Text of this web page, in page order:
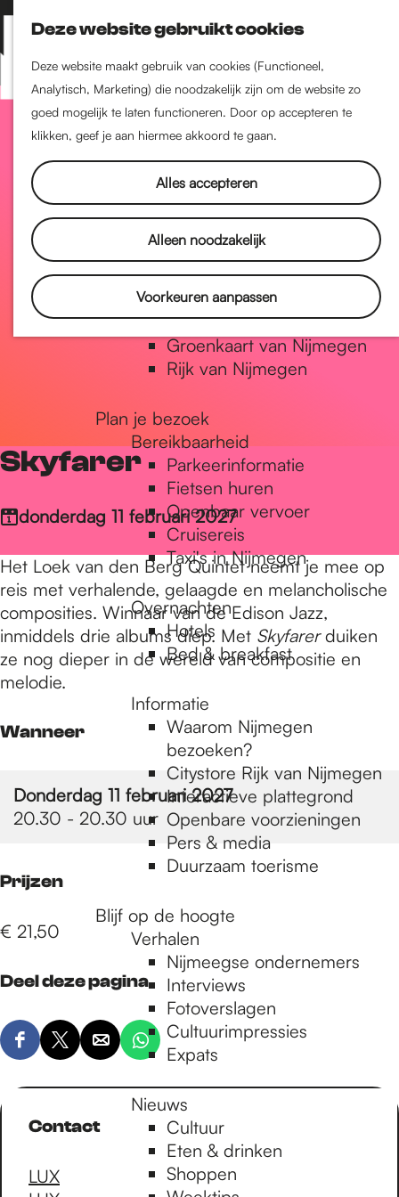
Deze website gebruikt cookies
Deze website maakt gebruik van cookies (Functioneel,
Analytisch, Marketing) die noodzakelijk zijn om de website zo
goed mogelijk te laten functioneren. Door op accepteren te
klikken, geef je aan hiermee akkoord te gaan.
Alles accepteren
Alleen noodzakelijk
Voorkeuren aanpassen
Z
o
e
k
e
K
a
a
r
t
M
e
n
Nijmegen-Nieuw-West
Nijmegen-Oud-West
Dukenburg
Lindenholt
Historie
De oudste stad van
Nederland
Historische tijdlijn
Romeinse Limes
Vrede van Nijmegen Penning
Natuur in Nijmegen
Groenkaart van Nijmegen
Rijk van Nijmegen
Plan je bezoek
Bereikbaarheid
Parkeerinformatie
Fietsen huren
Openbaar vervoer
Cruisereis
Taxi's in Nijmegen
Overnachten
Hotels
Bed & breakfast
Informatie
Waarom Nijmegen
bezoeken?
Citystore Rijk van Nijmegen
Interactieve plattegrond
Openbare voorzieningen
Pers & media
Duurzaam toerisme
Blijf op de hoogte
Verhalen
Nijmeegse ondernemers
Interviews
Fotoverslagen
Cultuurimpressies
Expats
Nieuws
Cultuur
Eten & drinken
Shoppen
Skyfarer
donderdag 11 februari 2027
Het Loek van den Berg Quintet neemt je mee op
reis met verhalende, gelaagde en melancholische
composities. Winnaar van de Edison Jazz,
inmiddels drie albums diep. Met Skyfarerduiken
ze nog dieper in de wereld van compositie en
melodie.
Wanneer
Donderdag 11 februari 2027
20.30 - 20.30 uur
Prijzen
€ 21,50
Deel deze pagina
D
e
D
e
l
e
z
D
e
l
D
e
d
Contact
LUX